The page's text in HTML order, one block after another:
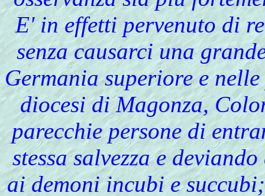
E' in effetti pervenuto di
senza causarci una
Germania superiore e
diocesi di Magonza,
parecchie persone di
stessa salvezza e
ai demoni incubi e